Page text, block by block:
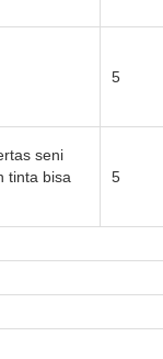
5
seni
tinta bisa
5